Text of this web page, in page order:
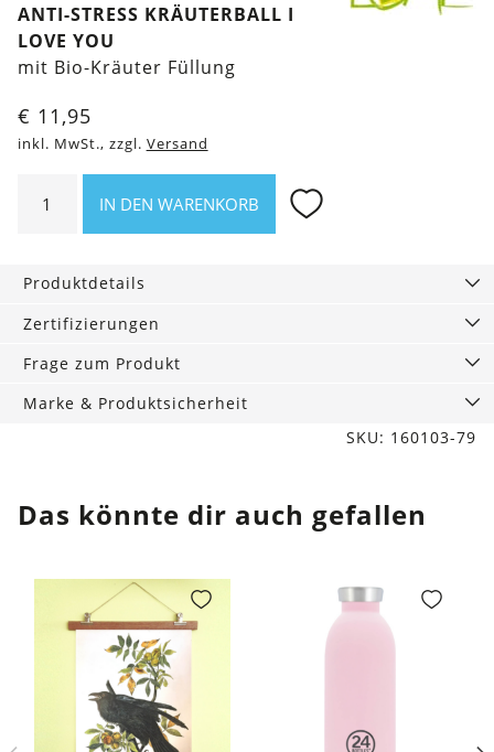
ANTI-STRESS KRÄUTERBALL I
LOVE YOU
mit Bio-Kräuter Füllung
€ 11,95
inkl. MwSt., zzgl. Versand
Stress
Kräuterball
love
you
IN DEN WARENKORB
Produktdetails
Zertifizierungen
Frage zum Produkt
Marke & Produktsicherheit
SKU: 160103-79
Das könnte dir auch gefallen